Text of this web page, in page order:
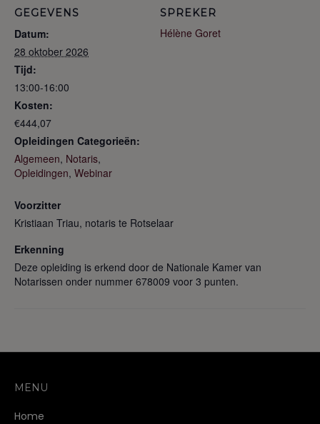
GEGEVENS
Datum:
28 oktober 2026
Tijd:
13:00-16:00
Kosten:
€444,07
Opleidingen Categorieën:
Algemeen, Notaris,
Opleidingen, Webinar
SPREKER
Hélène Goret
Voorzitter
Kristiaan Triau, notaris te Rotselaar
Erkenning
Deze opleiding is erkend door de Nationale Kamer van
Notarissen onder nummer 678009 voor 3 punten.
MENU
Home